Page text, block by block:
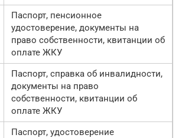
Паспорт, пенсионное
удостоверение, документы на
право собственности, квитанции об
оплате ЖКУ
Паспорт, справка об инвалидности,
документы на право
собственности, квитанции об
оплате ЖКУ
Паспорт, удостоверение